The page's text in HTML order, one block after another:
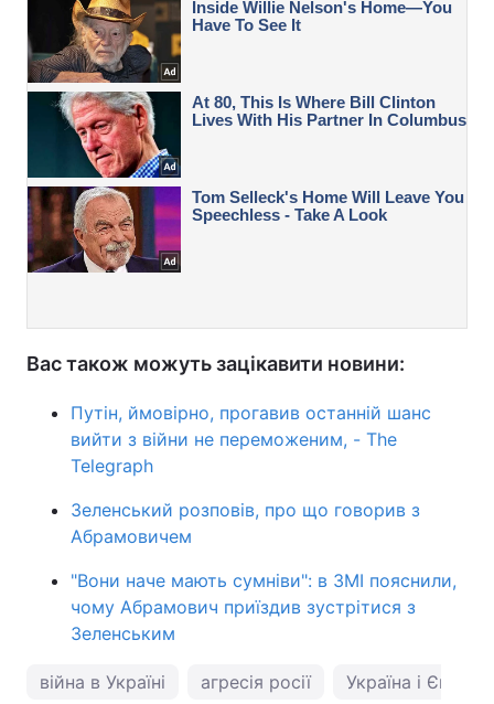
Вас також можуть зацікавити новини:
Путін, ймовірно, прогавив останній шанс
вийти з війни не переможеним, - The
Telegraph
Зеленський розповів, про що говорив з
Абрамовичем
"Вони наче мають сумніви": в ЗМІ пояснили,
чому Абрамович приїздив зустрітися з
Зеленським
війна в Україні агресія росії Україна і Європа